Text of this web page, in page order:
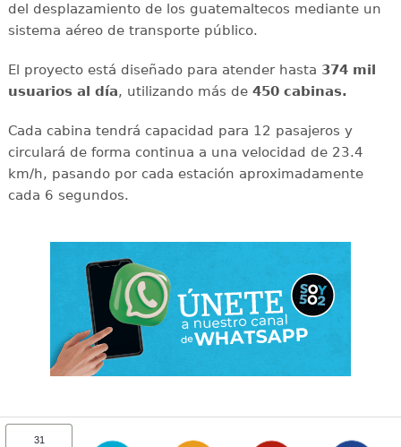
del desplazamiento de los guatemaltecos mediante un
sistema aéreo de transporte público.
El proyecto está diseñado para atender hasta 374 mil
usuarios al día, utilizando más de 450 cabinas.
Cada cabina tendrá capacidad para 12 pasajeros y
circulará de forma continua a una velocidad de 23.4
km/h, pasando por cada estación aproximadamente
cada 6 segundos.
31